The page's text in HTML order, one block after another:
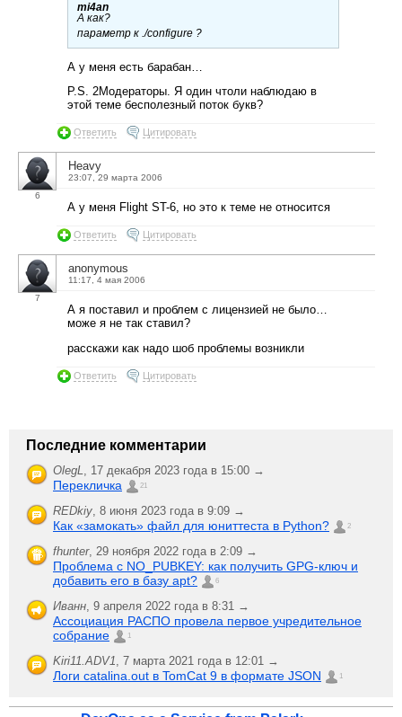
mi4an
А как?
параметр к ./configure ?
А у меня есть барабан…
P.S. 2Модераторы. Я один чтоли наблюдаю в
этой теме бесполезный поток букв?
Ответить Цитировать
6
Heavy
23:07, 29 марта 2006
А у меня Flight ST-6, но это к теме не относится
Ответить Цитировать
7
anonymous
11:17, 4 мая 2006
А я поставил и проблем с лицензией не было…
може я не так ставил?
расскажи как надо шоб проблемы возникли
Ответить Цитировать
Последние комментарии
OlegL 17 декабря 2023 года в 15:00 →
Перекличка 21
REDkiy 8 июня 2023 года в 9:09 →
Как «замокать» файл для юниттеста в Python? 2
fhunter, 29 ноября 2022 года в 2:09 →
Проблема с NO_PUBKEY: как получить GPG-ключ и
добавить его в базу apt?
6
Иванн 9 апреля 2022 года в 8:31 →
Ассоциация РАСПО провела первое учредительное
собрание
1
Kiri11.ADV1 7 марта 2021 года в 12:01 →
Логи catalina.out в TomCat 9 в формате JSON 1